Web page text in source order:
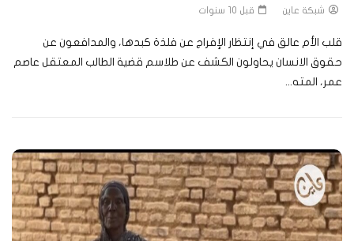
شبكة عاين قبل 10 سنوات
قلب الأم عالق في إنتظار الإفراج عن فلذة كبدها، والمدافعون عن
حقوق الانسان يحاولون الكشف عن طلاسم قضية الطالب المعتقل عاصم
عمر، المته...